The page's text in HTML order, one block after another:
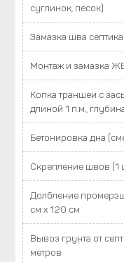
суглинок, песок)
Замазка шва септика
Монтаж и замазка
Копка траншеи с
длиной 1 п.м.,
Бетонировка дна
Скрепление швов (1
Долбление
см х 120 см
Вывоз грунта от
метров